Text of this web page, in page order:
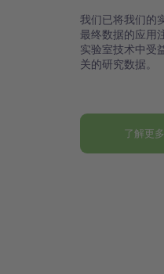
我们已将我们的
最终数据的应用
实验室技术中受
关的研究数据。
了解更